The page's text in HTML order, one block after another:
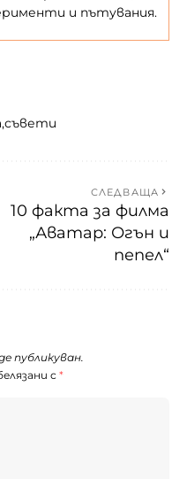
и пътувания.
съвети
СЛЕДВАЩА
10 факта за филма
„Аватар: Огън и
пепел“
публикуван.
с *